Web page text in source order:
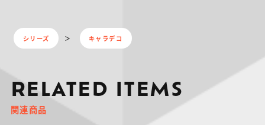
シリーズ キャラデコ
RELATED ITEMS
関連商品